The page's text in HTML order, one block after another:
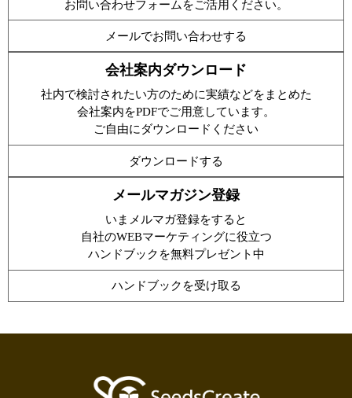
お問い合わせフォームをご活用ください。
メールでお問い合わせする
会社案内ダウンロード
社内で検討されたい方のために実績などをまとめた
会社案内をPDFでご用意しています。
ご自由にダウンロードください
ダウンロードする
メールマガジン登録
いまメルマガ登録をすると
自社のWEBマーケティングに役立つ
ハンドブックを無料プレゼント中
ハンドブックを受け取る